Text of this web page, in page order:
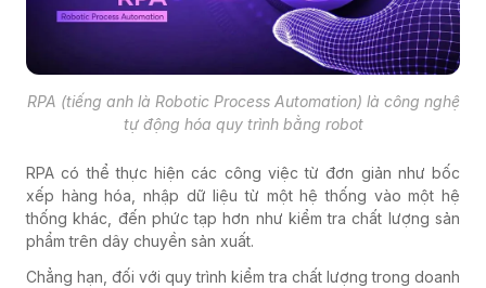
RPA (tiếng anh là Robotic Process Automation) là công nghệ
tự động hóa quy trình bằng robot
RPA có thể thực hiện các công việc từ đơn giản như bốc
xếp hàng hóa, nhập dữ liệu từ một hệ thống vào một hệ
thống khác, đến phức tạp hơn như kiểm tra chất lượng sản
phẩm trên dây chuyền sản xuất.
Chẳng hạn, đối với quy trình kiểm tra chất lượng trong doanh